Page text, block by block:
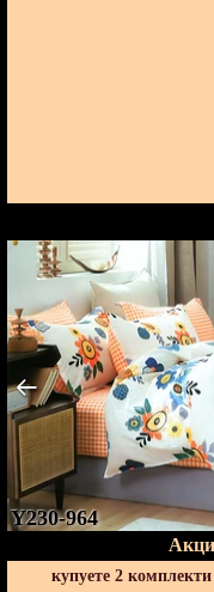
Y230-964
купуете 2